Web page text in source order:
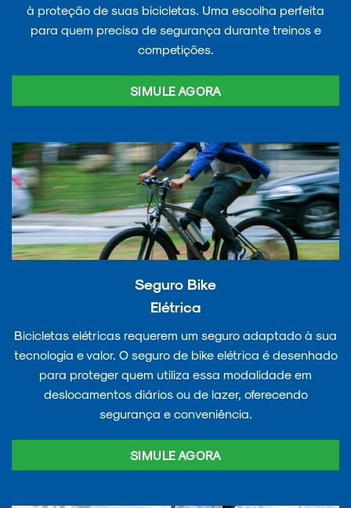
à proteção de suas bicicletas. Uma escolha perfeita
para quem precisa de segurança durante treinos e
competições.
SIMULE AGORA
Seguro Bike
Elétrica
Bicicletas elétricas requerem um seguro adaptado à sua
tecnologia e valor. O seguro de bike elétrica é desenhado
para proteger quem utiliza essa modalidade em
deslocamentos diários ou de lazer, oferecendo
segurança e conveniência.
SIMULE AGORA